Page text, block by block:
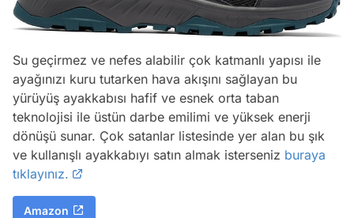
Su geçirmez ve nefes alabilir çok katmanlı yapısı ile
ayağınızı kuru tutarken hava akışını sağlayan bu
yürüyüş ayakkabısı hafif ve esnek orta taban
teknolojisi ile üstün darbe emilimi ve yüksek enerji
dönüşü sunar. Çok satanlar listesinde yer alan bu şık
ve kullanışlı ayakkabıyı satın almak isterseniz buraya
tıklayınız.
Amazon